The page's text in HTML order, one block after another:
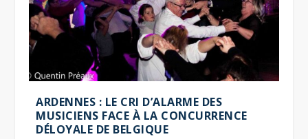
ARDENNES : LE CRI D’ALARME DES
MUSICIENS FACE À LA CONCURRENCE
DÉLOYALE DE BELGIQUE